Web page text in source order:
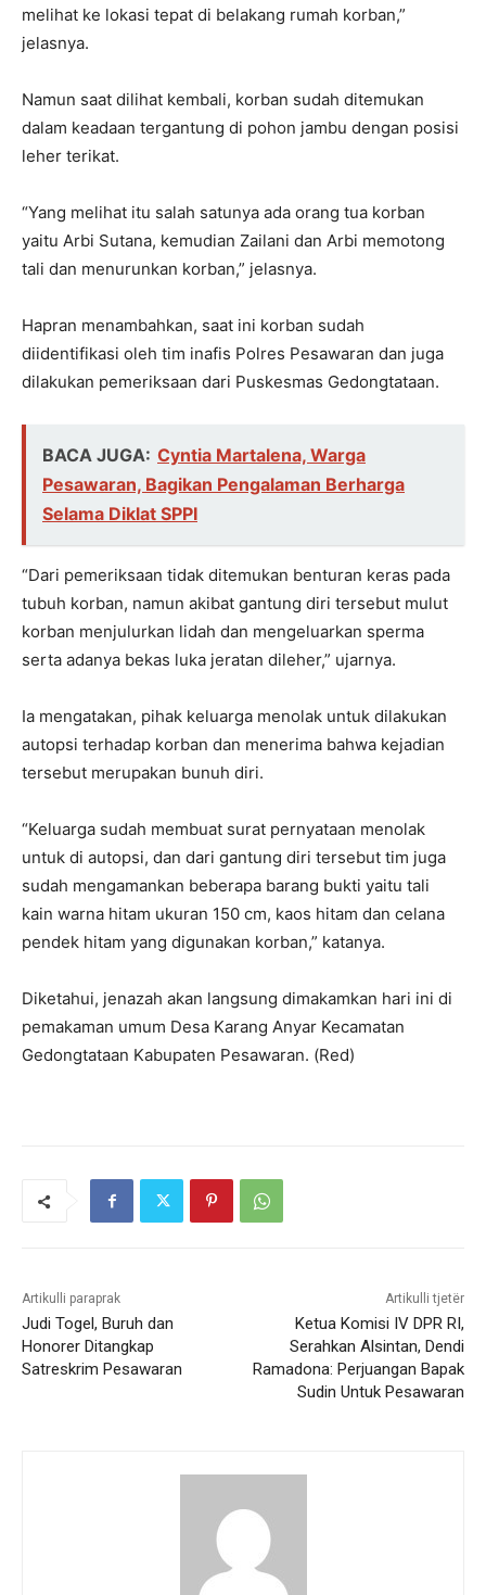
melihat ke lokasi tepat di belakang rumah korban,”
jelasnya.
Namun saat dilihat kembali, korban sudah ditemukan
dalam keadaan tergantung di pohon jambu dengan posisi
leher terikat.
“Yang melihat itu salah satunya ada orang tua korban
yaitu Arbi Sutana, kemudian Zailani dan Arbi memotong
tali dan menurunkan korban,” jelasnya.
Hapran menambahkan, saat ini korban sudah
diidentifikasi oleh tim inafis Polres Pesawaran dan juga
dilakukan pemeriksaan dari Puskesmas Gedongtataan.
BACA JUGA: Cyntia Martalena, Warga
Pesawaran, Bagikan Pengalaman Berharga
Selama Diklat SPPI
“Dari pemeriksaan tidak ditemukan benturan keras pada
tubuh korban, namun akibat gantung diri tersebut mulut
korban menjulurkan lidah dan mengeluarkan sperma
serta adanya bekas luka jeratan dileher,” ujarnya.
Ia mengatakan, pihak keluarga menolak untuk dilakukan
autopsi terhadap korban dan menerima bahwa kejadian
tersebut merupakan bunuh diri.
“Keluarga sudah membuat surat pernyataan menolak
untuk di autopsi, dan dari gantung diri tersebut tim juga
sudah mengamankan beberapa barang bukti yaitu tali
kain warna hitam ukuran 150 cm, kaos hitam dan celana
pendek hitam yang digunakan korban,” katanya.
Diketahui, jenazah akan langsung dimakamkan hari ini di
pemakaman umum Desa Karang Anyar Kecamatan
Gedongtataan Kabupaten Pesawaran. (Red)
Artikulli paraprak
Judi Togel, Buruh dan
Honorer Ditangkap
Satreskrim Pesawaran
Artikulli tjetër
Ketua Komisi IV DPR RI,
Serahkan Alsintan, Dendi
Ramadona: Perjuangan Bapak
Sudin Untuk Pesawaran